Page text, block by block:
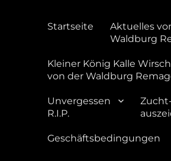
Startseite
Aktuelles
Waldburg
Kleiner König Kalle Wirsch
von der Waldburg
Unvergessen
R.I.P.
Geschäftsbedingungen